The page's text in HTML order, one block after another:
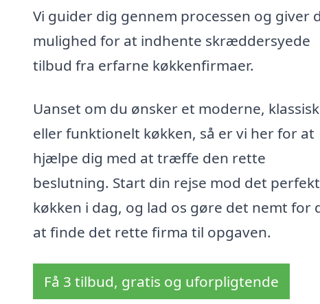
Vi guider dig gennem processen og giver
mulighed for at indhente skræddersyede
tilbud fra erfarne køkkenfirmaer.
Uanset om du ønsker et moderne, klassisk
eller funktionelt køkken, så er vi her for at
hjælpe dig med at træffe den rette
beslutning. Start din rejse mod det
køkken i dag, og lad os gøre det nemt for
at finde det rette firma til opgaven.
Få 3 tilbud, gratis og uforpligtende